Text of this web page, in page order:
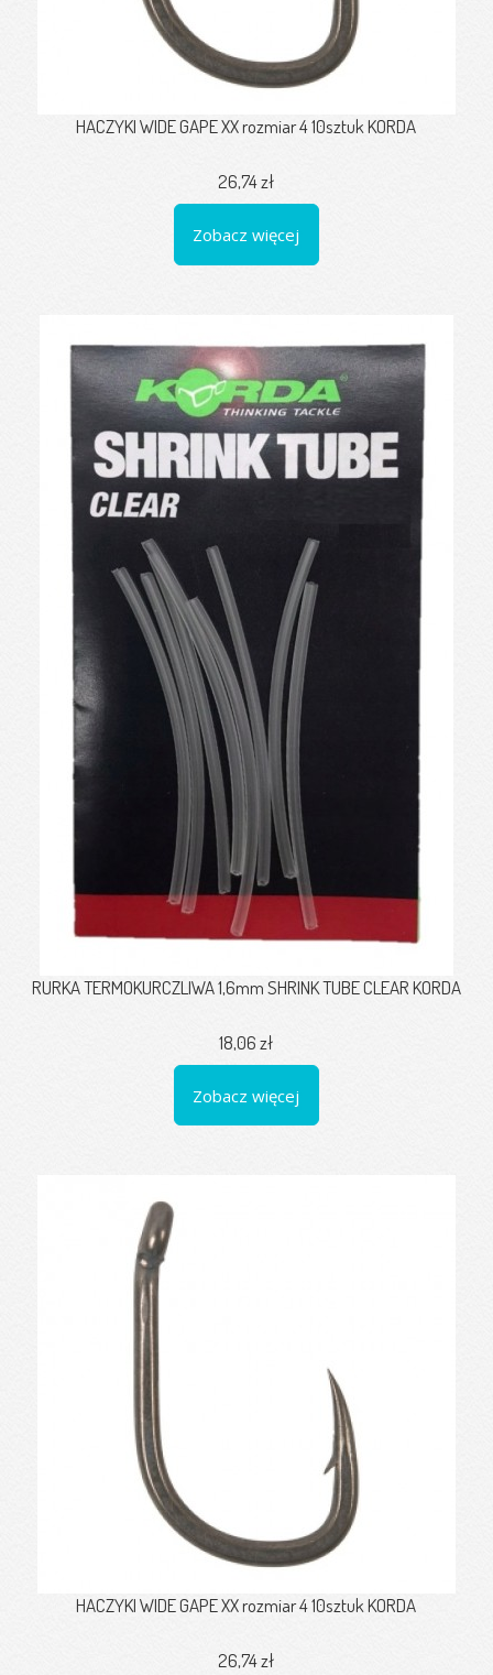
HACZYKI WIDE GAPE XX rozmiar 4 10sztuk KORDA
26,74 zł
Zobacz więcej
RURKA TERMOKURCZLIWA 1,6mm SHRINK TUBE CLEAR KORDA
18,06 zł
Zobacz więcej
HACZYKI WIDE GAPE XX rozmiar 4 10sztuk KORDA
26,74 zł